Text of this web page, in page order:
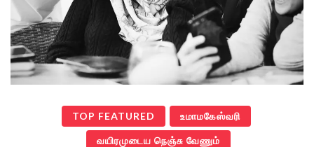
TOP FEATURED உமாமகேஸ்வரி
வயிரமுடைய நெஞ்சு வேணும்